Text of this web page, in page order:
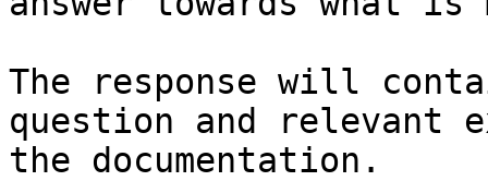
The response will
question and relevant
the documentation.